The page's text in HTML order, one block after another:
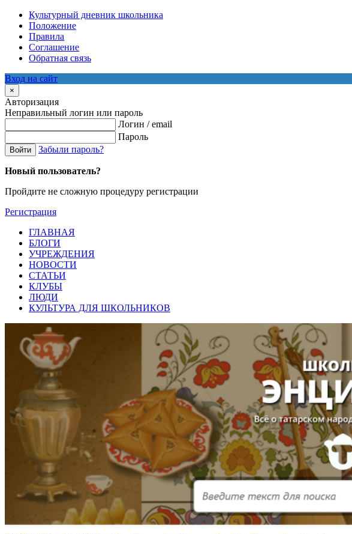
Культурный дневник школьника
Положение
Правила
Соглашение
Обратная связь
Вход на сайт
×
Авторизация
Неправильный логин или пароль
Логин / email
Пароль
Войти Забыли пароль?
Новый пользователь?
Пройдите не сложную процедуру регистрации
Регистрация
ГЛАВНАЯ
БЛОГИ
УЧРЕЖДЕНИЯ
НОВОСТИ
СТАТЬИ
КЛУБЫ
ЛЮДИ
КУЛЬТУРА ДЛЯ ШКОЛЬНИКОВ